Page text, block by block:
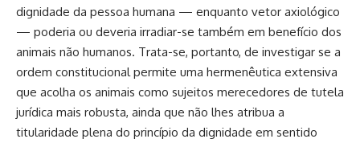
dignidade da pessoa humana — enquanto vetor axiológico
— poderia ou deveria irradiar-se também em benefício dos
animais não humanos. Trata-se, portanto, de investigar se a
ordem constitucional permite uma hermenêutica extensiva
que acolha os animais como sujeitos merecedores de tutela
jurídica mais robusta, ainda que não lhes atribua a
titularidade plena do princípio da dignidade em sentido